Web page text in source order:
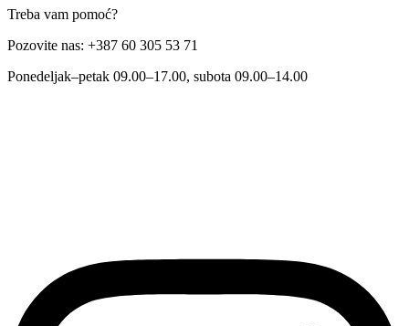
Treba vam pomoć?
Pozovite nas: +387 60 305 53 71
Ponedeljak–petak 09.00–17.00, subota 09.00–14.00